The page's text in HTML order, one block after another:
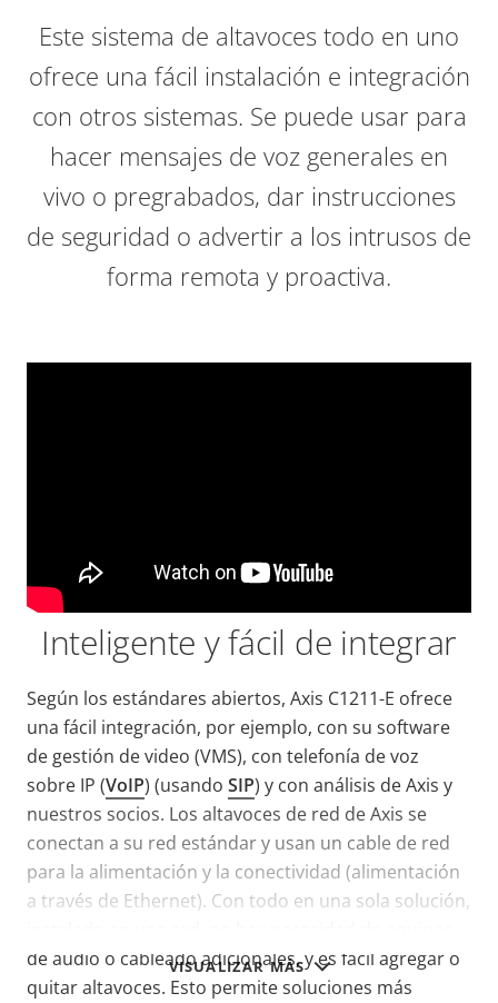
VISUALIZAR MÁS
Este sistema de altavoces todo en uno
ofrece una fácil instalación e integración
con otros sistemas. Se puede usar para
hacer mensajes de voz generales en
vivo o pregrabados, dar instrucciones
de seguridad o advertir a los intrusos de
forma remota y proactiva.
Inteligente y fácil de integrar
Según los estándares abiertos, Axis C1211-E ofrece
una fácil integración, por ejemplo, con su software
de gestión de video (VMS), con telefonía de voz
sobre IP (VoIP) (usando SIP) y con análisis de Axis y
nuestros socios. Los altavoces de red de Axis se
conectan a su red estándar y usan un cable de red
para la alimentación y la conectividad (alimentación
a través de Ethernet). Con todo en una sola solución,
de audio o cableado adicionales, y es fácil agregar o
quitar altavoces. Esto permite soluciones más